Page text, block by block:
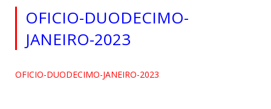
OFICIO-DUODECIMO-
JANEIRO-2023
OFICIO-DUODECIMO-JANEIRO-2023